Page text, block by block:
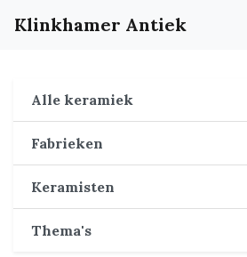
Klinkhamer Antiek
Alle keramiek
Fabrieken
Keramisten
Thema's